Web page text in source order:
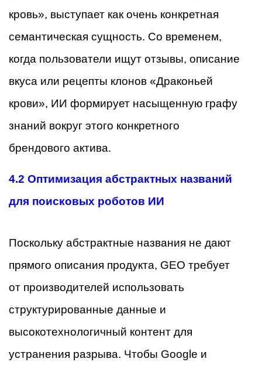
кровь», выступает как очень конкретная
семантическая сущность. Со временем,
когда пользователи ищут отзывы, описание
вкуса или рецепты клонов «Драконьей
крови», ИИ формирует насыщенную графу
знаний вокруг этого конкретного
брендового актива.
4.2 Оптимизация абстрактных названий
для поисковых роботов ИИ
Поскольку абстрактные названия не дают
прямого описания продукта, GEO требует
от производителей использовать
структурированные данные и
высокотехнологичный контент для
устранения разрыва. Чтобы Google и